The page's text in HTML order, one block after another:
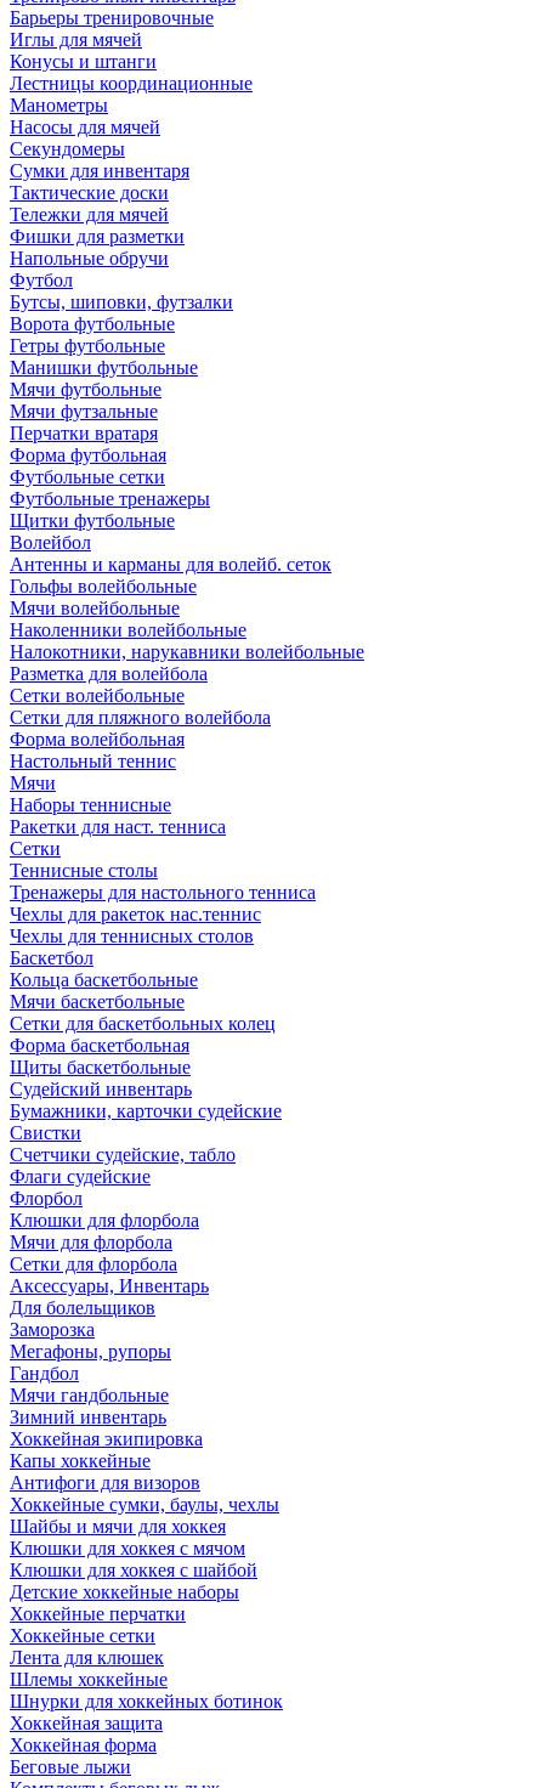
Барьеры тренировочные
Иглы для мячей
Конусы и штанги
Лестницы координационные
Манометры
Насосы для мячей
Секундомеры
Сумки для инвентаря
Тактические доски
Тележки для мячей
Фишки для разметки
Напольные обручи
Футбол
Бутсы, шиповки, футзалки
Ворота футбольные
Гетры футбольные
Манишки футбольные
Мячи футбольные
Мячи футзальные
Перчатки вратаря
Форма футбольная
Футбольные сетки
Футбольные тренажеры
Щитки футбольные
Волейбол
Антенны и карманы для волейб. сеток
Гольфы волейбольные
Мячи волейбольные
Наколенники волейбольные
Налокотники, нарукавники волейбольные
Разметка для волейбола
Сетки волейбольные
Сетки для пляжного волейбола
Форма волейбольная
Настольный теннис
Мячи
Наборы теннисные
Ракетки для наст. тенниса
Сетки
Теннисные столы
Тренажеры для настольного тенниса
Чехлы для ракеток нас.теннис
Чехлы для теннисных столов
Баскетбол
Кольца баскетбольные
Мячи баскетбольные
Сетки для баскетбольных колец
Форма баскетбольная
Щиты баскетбольные
Судейский инвентарь
Бумажники, карточки судейские
Свистки
Счетчики судейские, табло
Флаги судейские
Флорбол
Клюшки для флорбола
Мячи для флорбола
Сетки для флорбола
Аксессуары, Инвентарь
Для болельщиков
Заморозка
Мегафоны, рупоры
Гандбол
Мячи гандбольные
Зимний инвентарь
Хоккейная экипировка
Капы хоккейные
Антифоги для визоров
Хоккейные сумки, баулы, чехлы
Шайбы и мячи для хоккея
Клюшки для хоккея с мячом
Клюшки для хоккея с шайбой
Детские хоккейные наборы
Хоккейные перчатки
Хоккейные сетки
Лента для клюшек
Шлемы хоккейные
Шнурки для хоккейных ботинок
Хоккейная защита
Хоккейная форма
Беговые лыжи